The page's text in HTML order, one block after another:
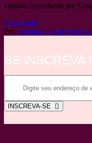
variável descoberto por
(Leia mais)
Por Sistema7 de novembro
SE INSCREVA
INSCREVA-SE